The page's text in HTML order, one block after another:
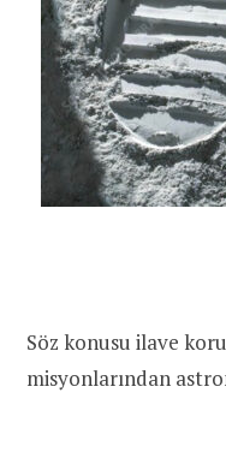
Söz konusu ilave
misyonlarından